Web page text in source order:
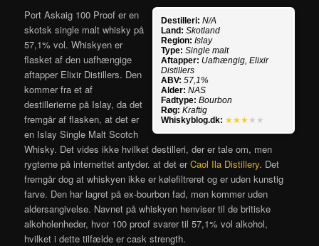
Destilleri: N/A
Land: Skotland
Region: Islay
Type: Single malt
Aftapper: Uafhængig, Elixir
Distillers
ABV: 57,1%
Alder: NAS
Fadtype: Bourbon
Røg: Kraftig
Whiskyblog.dk: ★★★ ★★
Port Askaig 100 Proof er en
skotsk single malt whisky på
57,1% vol. Whiskyen er
flasket af den uafhængige
aftapper Elixir Distillers. Den
kommer fra et af
destillerierne på Islay, da det
fremgår af flasken, at det er
en Islay Single Malt Scotch
Whisky. Det vides ikke hvilket destilleri, der er tale om, men
rygterne på internettet antyder. at det erCaol Ila Distillery. Det
fremgår dog at whiskyen ikke er kølefiltreret og er uden kunstig
farve. Den har lagret på ex-bourbon fad, men kommer uden
aldersangivelse. Navnet på whiskyen henviser til de britiske
alkoholenheder, hvor 100 proof svarer til 57,1% vol alkohol,
hvilket i dette tilfælde er cask strength.